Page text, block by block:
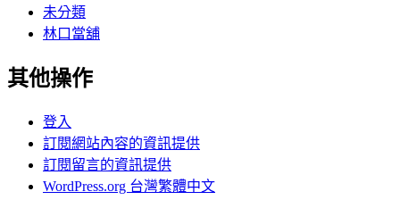
未分類
林口當舖
其他操作
登入
訂閱網站內容的資訊提供
訂閱留言的資訊提供
WordPress.org 台灣繁體中文